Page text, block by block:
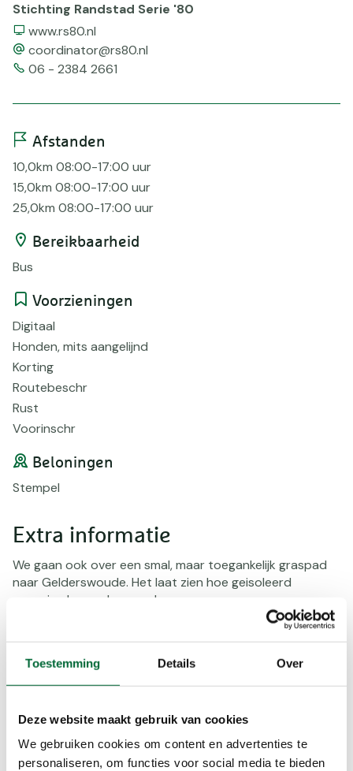
Toestemming Details Over
Deze website maakt gebruik van cookies
We gebruiken cookies om content en advertenties te
personaliseren, om functies voor social media te bieden
Stichting Randstad Serie '80
Website
www.rs80.nl
emailcoordinator@rs80.nl
Telefoonnummer
06 - 2384 2661
Afstanden
10,0km 08:00-17:00 uur
15,0km 08:00-17:00 uur
25,0km 08:00-17:00 uur
Bereikbaarheid
Bus
Voorzieningen
Digitaal
Honden, mits aangelijnd
Korting
Routebeschr
Rust
Voorinschr
Beloningen
Stempel
Extra informatie
We gaan ook over een smal, maar toegankelijk graspad
naar Gelderswoude. Het laat zien hoe geisoleerd
sommige buurschappen lagen.
kunt hier even heerlijk zitten, eten en kijken naar de
geiten.
Daarna ga je door Zoeterwoude-Dorp, dat is voor ons al
een tijdje geleden. Rond de kerk ontstond het dorp dat
al in de dertiende eeuw werd genoemd.